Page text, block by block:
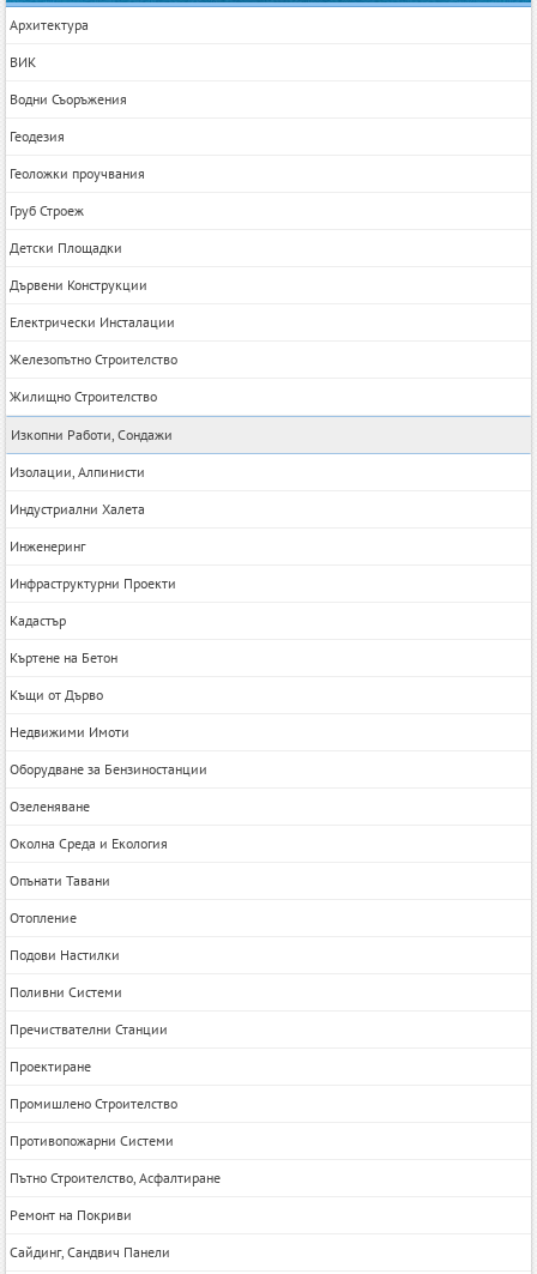
Архитектура
ВИК
Водни Съоръжения
Геодезия
Геоложки проучвания
Груб Строеж
Детски Площадки
Дървени Конструкции
Електрически Инсталации
Железопътно Строителство
Жилищно Строителство
Изкопни Работи, Сондажи
Изолации, Алпинисти
Индустриални Халета
Инженеринг
Инфраструктурни Проекти
Кадастър
Къртене на Бетон
Къщи от Дърво
Недвижими Имоти
Оборудване за Бензиностанции
Озеленяване
Околна Среда и Екология
Опънати Тавани
Отопление
Подови Настилки
Поливни Системи
Пречиствателни Станции
Проектиране
Промишлено Строителство
Противопожарни Системи
Пътно Строителство, Асфалтиране
Ремонт на Покриви
Сайдинг, Сандвич Панели